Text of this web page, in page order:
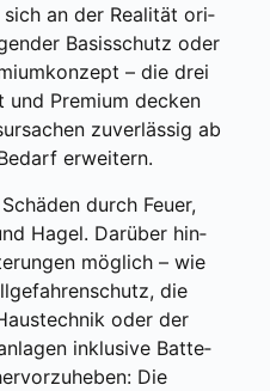
sich an der Rea­li­tät ori­
Basis­schutz oder
– die drei
und Pre­mi­um decken
zuver­läs­sig ab
erwei­tern.
durch Feu­er,
Hagel. Dar­über hin­
mög­lich – wie
die
oder der
inklu­si­ve Bat­te­
Die